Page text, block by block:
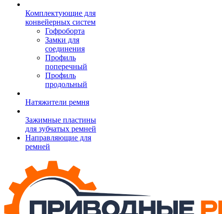
Комплектующие для
конвейерных систем
Гофроборта
Замки для
соединения
Профиль
поперечный
Профиль
продольный
Натяжители ремня
Зажимные пластины
для зубчатых ремней
Направляющие для
ремней